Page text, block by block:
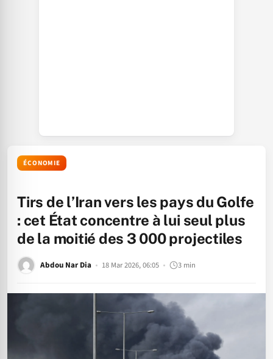
ÉCONOMIE
Tirs de l’Iran vers les pays du Golfe
: cet État concentre à lui seul plus
de la moitié des 3 000 projectiles
Abdou Nar Dia 18 Mar 2026, 06:05 3 min